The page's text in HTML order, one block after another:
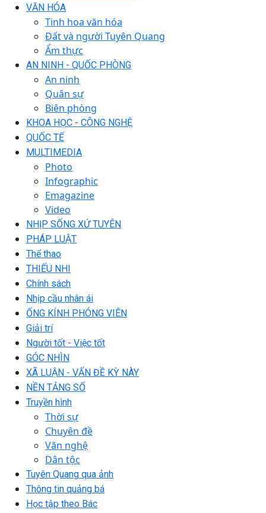
VĂN HÓA
Tinh hoa văn hóa
Đất và người Tuyên Quang
Ẩm thực
AN NINH - QUỐC PHÒNG
An ninh
Quân sự
Biên phòng
KHOA HỌC - CÔNG NGHỆ
QUỐC TẾ
MULTIMEDIA
Photo
Infographic
Emagazine
Video
NHỊP SỐNG XỨ TUYÊN
PHÁP LUẬT
Thể thao
THIẾU NHI
Chính sách
Nhịp cầu nhân ái
ỐNG KÍNH PHÓNG VIÊN
Giải trí
Người tốt - Việc tốt
GÓC NHÌN
XÃ LUẬN - VẤN ĐỀ KỲ NÀY
NỀN TẢNG SỐ
Truyền hình
Thời sự
Chuyên đề
Văn nghệ
Dân tộc
Tuyên Quang qua ảnh
Thông tin quảng bá
Học tập theo Bác